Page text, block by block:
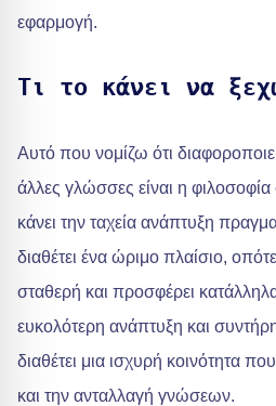
εφαρμογή.
Τι το κάνει να
Αυτό που νομίζω ότι
άλλες γλώσσες είναι η
κάνει την ταχεία ανάπτυξη
διαθέτει ένα ώριμο πλαίσιο,
σταθερή και προσφέρει
ευκολότερη ανάπτυξη και
διαθέτει μια ισχυρή κοινότητα
και την ανταλλαγή γνώσεων.